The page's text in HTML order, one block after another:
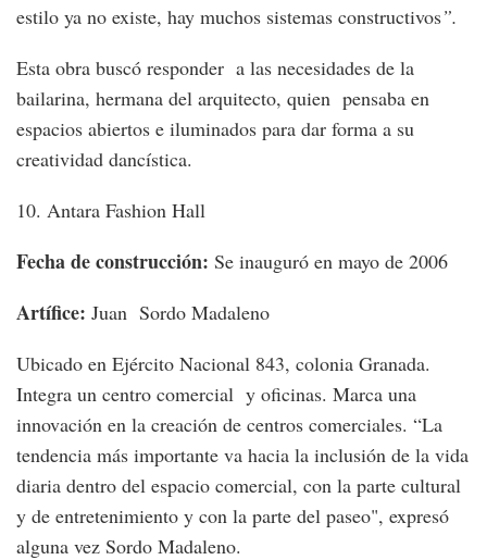
estilo ya no existe, hay muchos sistemas constructivos”.
Esta obra buscó responder a las necesidades de la
bailarina, hermana del arquitecto, quien pensaba en
espacios abiertos e iluminados para dar forma a su
creatividad dancística.
10. Antara Fashion Hall
Fecha de construcción: Se inauguró en mayo de 2006
Artífice: Juan Sordo Madaleno
Ubicado en Ejército Nacional 843, colonia Granada.
Integra un centro comercial y oficinas. Marca una
innovación en la creación de centros comerciales. “La
tendencia más importante va hacia la inclusión de la vida
diaria dentro del espacio comercial, con la parte cultural
y de entretenimiento y con la parte del paseo", expresó
alguna vez Sordo Madaleno.